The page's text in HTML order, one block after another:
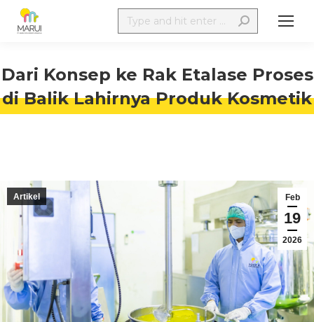
Dari Konsep ke Rak Etalase Proses
di Balik Lahirnya Produk Kosmetik
Feb
19
2026
Artikel